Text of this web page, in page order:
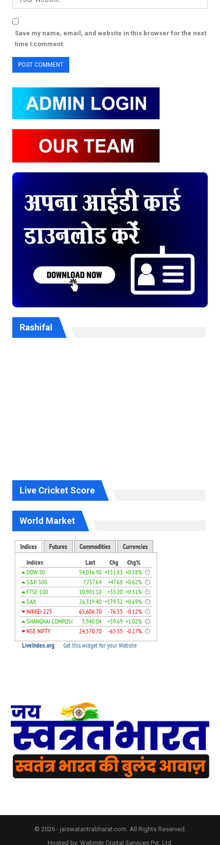
Save my name, email, and website in this browser for the next
time I comment.
Rashifal
Live Cricket Score
World Market
© 2026 - jaiswatantrabharat.com. All Rights Reserved.
Hosted by: Webmitr Digital Services Pvt. Ltd.